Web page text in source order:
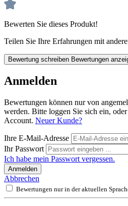
Bewerten Sie dieses Produkt!
Teilen Sie Ihre Erfahrungen mit
Bewertung schreiben Bewertungen
Anmelden
Bewertungen können nur von
werden. Bitte loggen Sie sich ein,
Account. Neuer Kunde?
Ihre E-Mail-Adresse
Ihr Passwort
Ich habe mein Passwort vergessen.
Anmelden
Abbrechen
Bewertungen nur in der aktuellen